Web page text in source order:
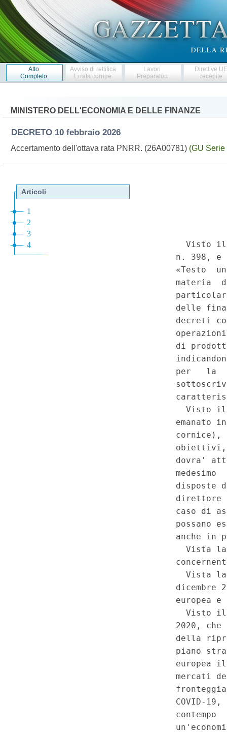
Atto
Completo
Avviso di rettifica
Errata corrige
Lavori
Preparatori
Direttive
recepite
MINISTERO DELL'ECONOMIA E DELLE FINANZE
DECRETO 10 febbraio 2026
Accertamento dell'ottava rata PNRR. (26A00781) (GU